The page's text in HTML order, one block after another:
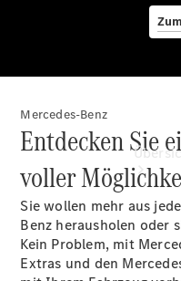
Mercedes-Benz
Entdecken Sie
voller
Sie wollen mehr aus
Benz herausholen oder
Kein Problem, mit
Extras und den